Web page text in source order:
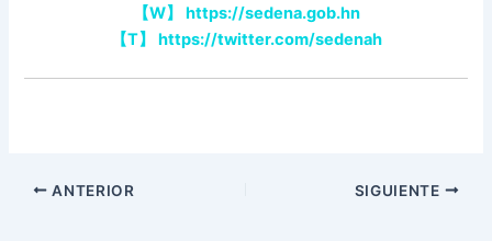
【W】
https://sedena.gob.hn
【T】 https://twitter.com/sedenah
ANTERIOR SIGUIENTE